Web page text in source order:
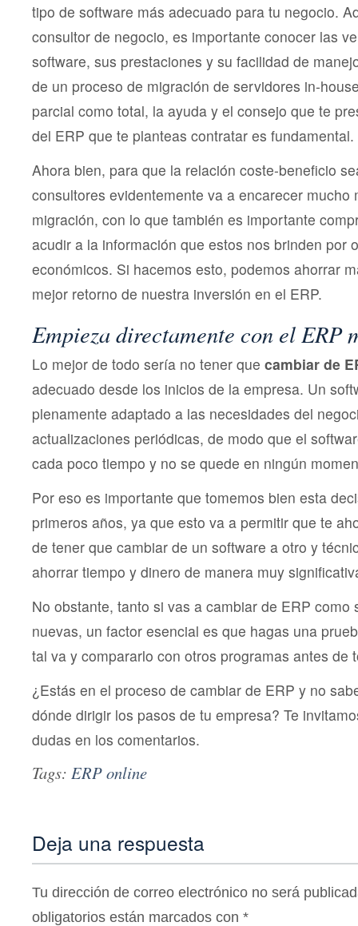
tipo de software más adecuado para tu negocio.
consultor de negocio, es importante conocer las
software, sus prestaciones y su facilidad de
de un proceso de migración de servidores in-
parcial como total, la ayuda y el consejo que te
del ERP que te planteas contratar es fundamental.
Ahora bien, para que la relación coste-beneficio
consultores evidentemente va a encarecer mucho
migración, con lo que también es importante
acudir a la información que estos nos brinden por
económicos. Si hacemos esto, podemos ahorrar
mejor retorno de nuestra inversión en el ERP.
Empieza directamente con el ERP
Lo mejor de todo sería no tener que cambiar de
adecuado desde los inicios de la empresa. Un
plenamente adaptado a las necesidades del
actualizaciones periódicas, de modo que el
cada poco tiempo y no se quede en ningún
Por eso es importante que tomemos bien esta
primeros años, ya que esto va a permitir que te
de tener que cambiar de un software a otro y
ahorrar tiempo y dinero de manera muy
No obstante, tanto si vas a cambiar de ERP como
nuevas, un factor esencial es que hagas una
tal va y compararlo con otros programas antes de
¿Estás en el proceso de cambiar de ERP y no
dónde dirigir los pasos de tu empresa? Te
dudas en los comentarios.
Tags: ERP online
Deja una respuesta
Tu dirección de correo electrónico no será
obligatorios están marcados con *